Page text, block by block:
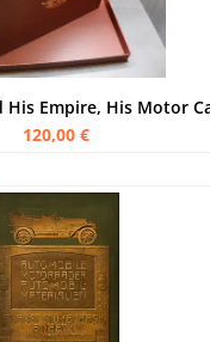
Empire, His Motor
120,00 €